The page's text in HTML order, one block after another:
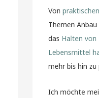
Von
Themen Anbau
das Halten
Lebensmittel
mehr bis hin zu
Ich möchte